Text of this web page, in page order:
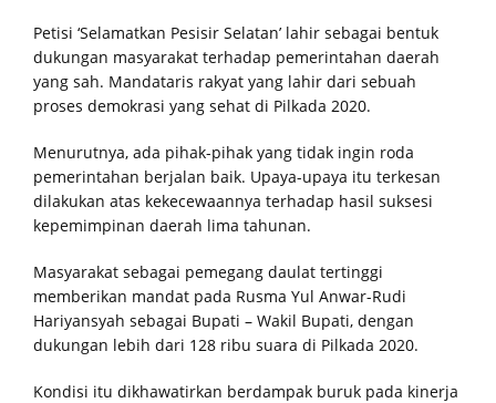
Dengan Pemkab, Ini Harapan Bupati
Pemuda Katolik Komcab Mentawai Resmi di Lantik,
Renatus Rudi Ajak Seluruh Pengurus Perkuat Sinergitas
Petisi ‘Selamatkan Pesisir Selatan’ lahir sebagai bentuk
dukungan masyarakat terhadap pemerintahan daerah
yang sah. Mandataris rakyat yang lahir dari sebuah
proses demokrasi yang sehat di Pilkada 2020.
Menurutnya, ada pihak-pihak yang tidak ingin roda
pemerintahan berjalan baik. Upaya-upaya itu terkesan
dilakukan atas kekecewaannya terhadap hasil suksesi
kepemimpinan daerah lima tahunan.
Masyarakat sebagai pemegang daulat tertinggi
memberikan mandat pada Rusma Yul Anwar-Rudi
Hariyansyah sebagai Bupati – Wakil Bupati, dengan
dukungan lebih dari 128 ribu suara di Pilkada 2020.
Kondisi itu dikhawatirkan berdampak buruk pada kinerja